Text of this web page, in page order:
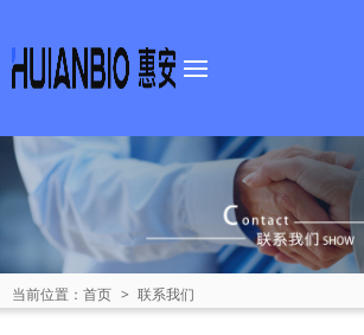
关于我们
产品中心
新闻资讯
当前位置： 首页 > 联系我们